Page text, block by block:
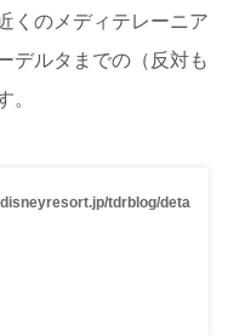
くのメディテレーニア
デルタまでの（反対も
。
tdrblog/deta